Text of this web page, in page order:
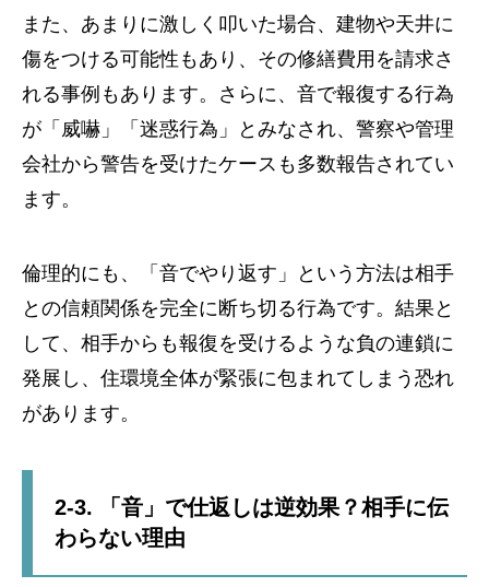
また、あまりに激しく叩いた場合、建物や天井に
傷をつける可能性もあり、その修繕費用を請求さ
れる事例もあります。さらに、音で報復する行為
が「威嚇」「迷惑行為」とみなされ、警察や管理
会社から警告を受けたケースも多数報告されてい
ます。
倫理的にも、「音でやり返す」という方法は相手
との信頼関係を完全に断ち切る行為です。結果と
して、相手からも報復を受けるような負の連鎖に
発展し、住環境全体が緊張に包まれてしまう恐れ
があります。
2-3. 「音」で仕返しは逆効果？相手に伝
わらない理由